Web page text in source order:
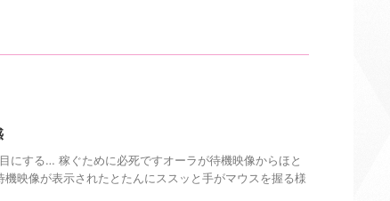
にする… 稼ぐために必死ですオーラが待機映像からほと
映像が表示されたとたんにススッと手がマウスを握る様